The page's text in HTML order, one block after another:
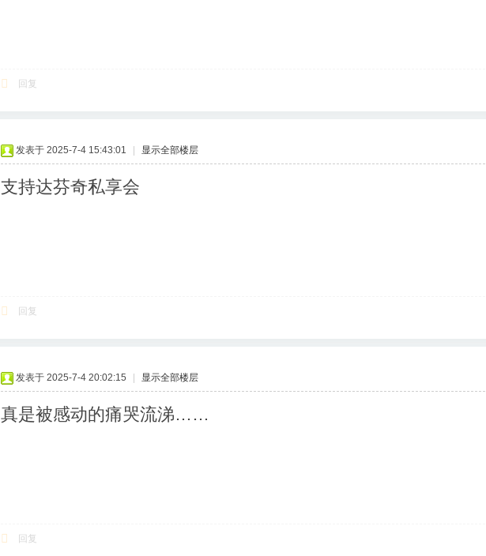
回复
发表于 2025-7-4 15:43:01 显示全部楼层
支持达芬奇私享会
回复
发表于 2025-7-4 20:02:15 显示全部楼层
真是被感动的痛哭流涕……
回复